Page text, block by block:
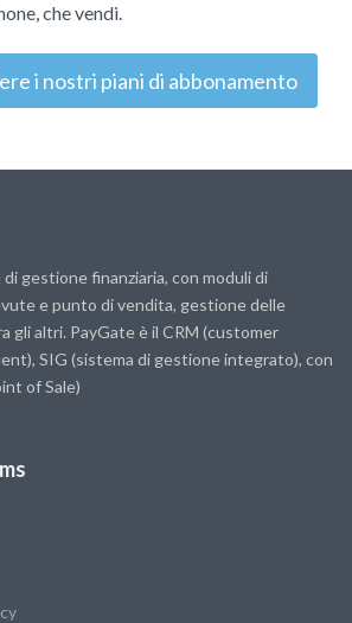
che vendi.
i nostri piani di abbonamento
gestione finanziaria, con moduli di
e punto di vendita, gestione delle
gli altri. PayGate è il CRM (customer
SIG (sistema di gestione integrato), con
of Sale)